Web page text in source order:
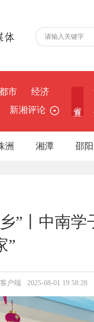
市
经济
新湘评论
洲 湘潭 邵阳
”丨中南学
”
户端 2025-08-01 19:58:28